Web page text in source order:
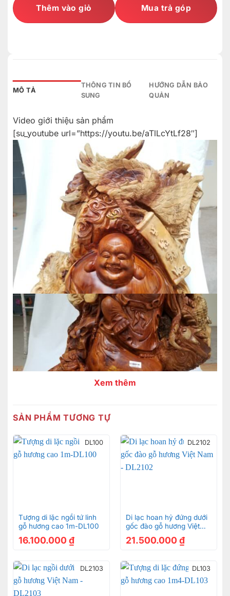
Thêm vào giỏ Mua trả góp
MÔ TẢ
THÔNG TIN BỔ
SUNG
HƯỚNG DẪN BẢO
QUẢN
Video giới thiệu sản phẩm
[su_youtube url=”https://youtu.be/aTlLcYtLf28″]
Xem thêm
SẢN PHẨM TƯƠNG TỰ
DL100
Tượng di lặc ngồi tứ linh
gỗ hương cao 1m-DL100
16.100.000 ₫
DL2102
Di lạc hoan hỷ đứng dưới
gốc đào gỗ hương Việt
Nam – DL2102
21.500.000 ₫
DL2103 DL103